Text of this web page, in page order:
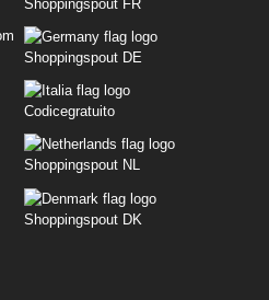
Shoppingspout FR
Shoppingspout DE
Codicegratuito
Shoppingspout NL
Shoppingspout DK